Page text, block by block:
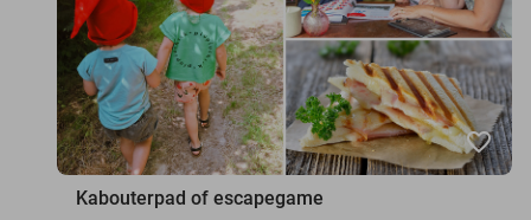
favorite_border
Kabouterpad of escapegame